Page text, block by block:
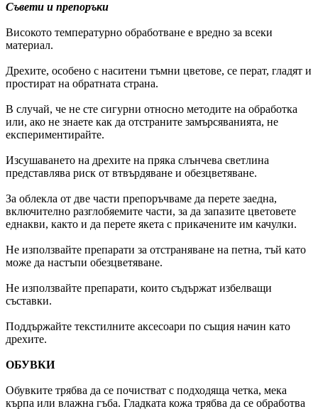
Съвети и препоръки
Високото температурно обработване е вредно за всеки
материал.
Дрехите, особено с наситени тъмни цветове, се перат, гладят и
простират на обратната страна.
В случай, че не сте сигурни относно методите на обработка
или, ако не знаете как да отстраните замърсяванията, не
експериментирайте.
Изсушаването на дрехите на пряка слънчева светлина
представлява риск от втвърдяване и обезцветяване.
За облекла от две части препоръчваме да перете заедна,
включително разглобяемите части, за да запазите цветовете
еднакви, както и да перете якета с прикачените им качулки.
Не използвайте препарати за отстраняване на петна, тъй като
може да настъпи обезцветяване.
Не използвайте препарати, които съдържат избелващи
съставки.
Поддържайте текстилните аксесоари по същия начин като
дрехите.
ОБУВКИ
Обувките трябва да се почистват с подходяща четка, мека
кърпа или влажна гъба. Гладката кожа трябва да се обработва